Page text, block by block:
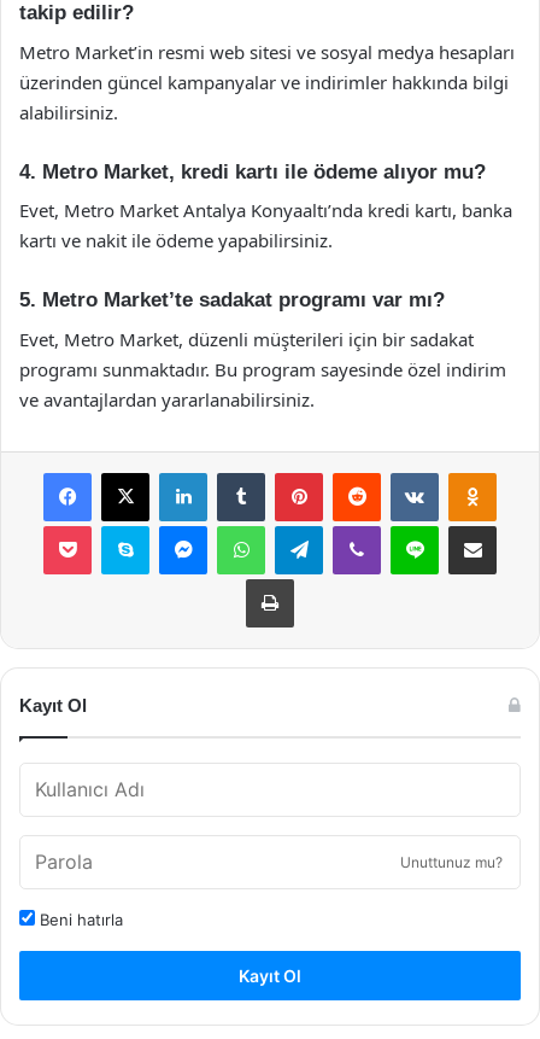
takip edilir?
Metro Market’in resmi web sitesi ve sosyal medya hesapları
üzerinden güncel kampanyalar ve indirimler hakkında bilgi
alabilirsiniz.
4. Metro Market, kredi kartı ile ödeme alıyor mu?
Evet, Metro Market Antalya Konyaaltı’nda kredi kartı, banka
kartı ve nakit ile ödeme yapabilirsiniz.
5. Metro Market’te sadakat programı var mı?
Evet, Metro Market, düzenli müşterileri için bir sadakat
programı sunmaktadır. Bu program sayesinde özel indirim
ve avantajlardan yararlanabilirsiniz.
Facebook
X LinkedInTumblr PinterestReddit VKontakte
Pocket Skype MessengerWhatsAppTelegramViber Line E-Posta ile
Yazdır
Kayıt Ol
Unuttunuz mu?
Beni hatırla
Kayıt Ol